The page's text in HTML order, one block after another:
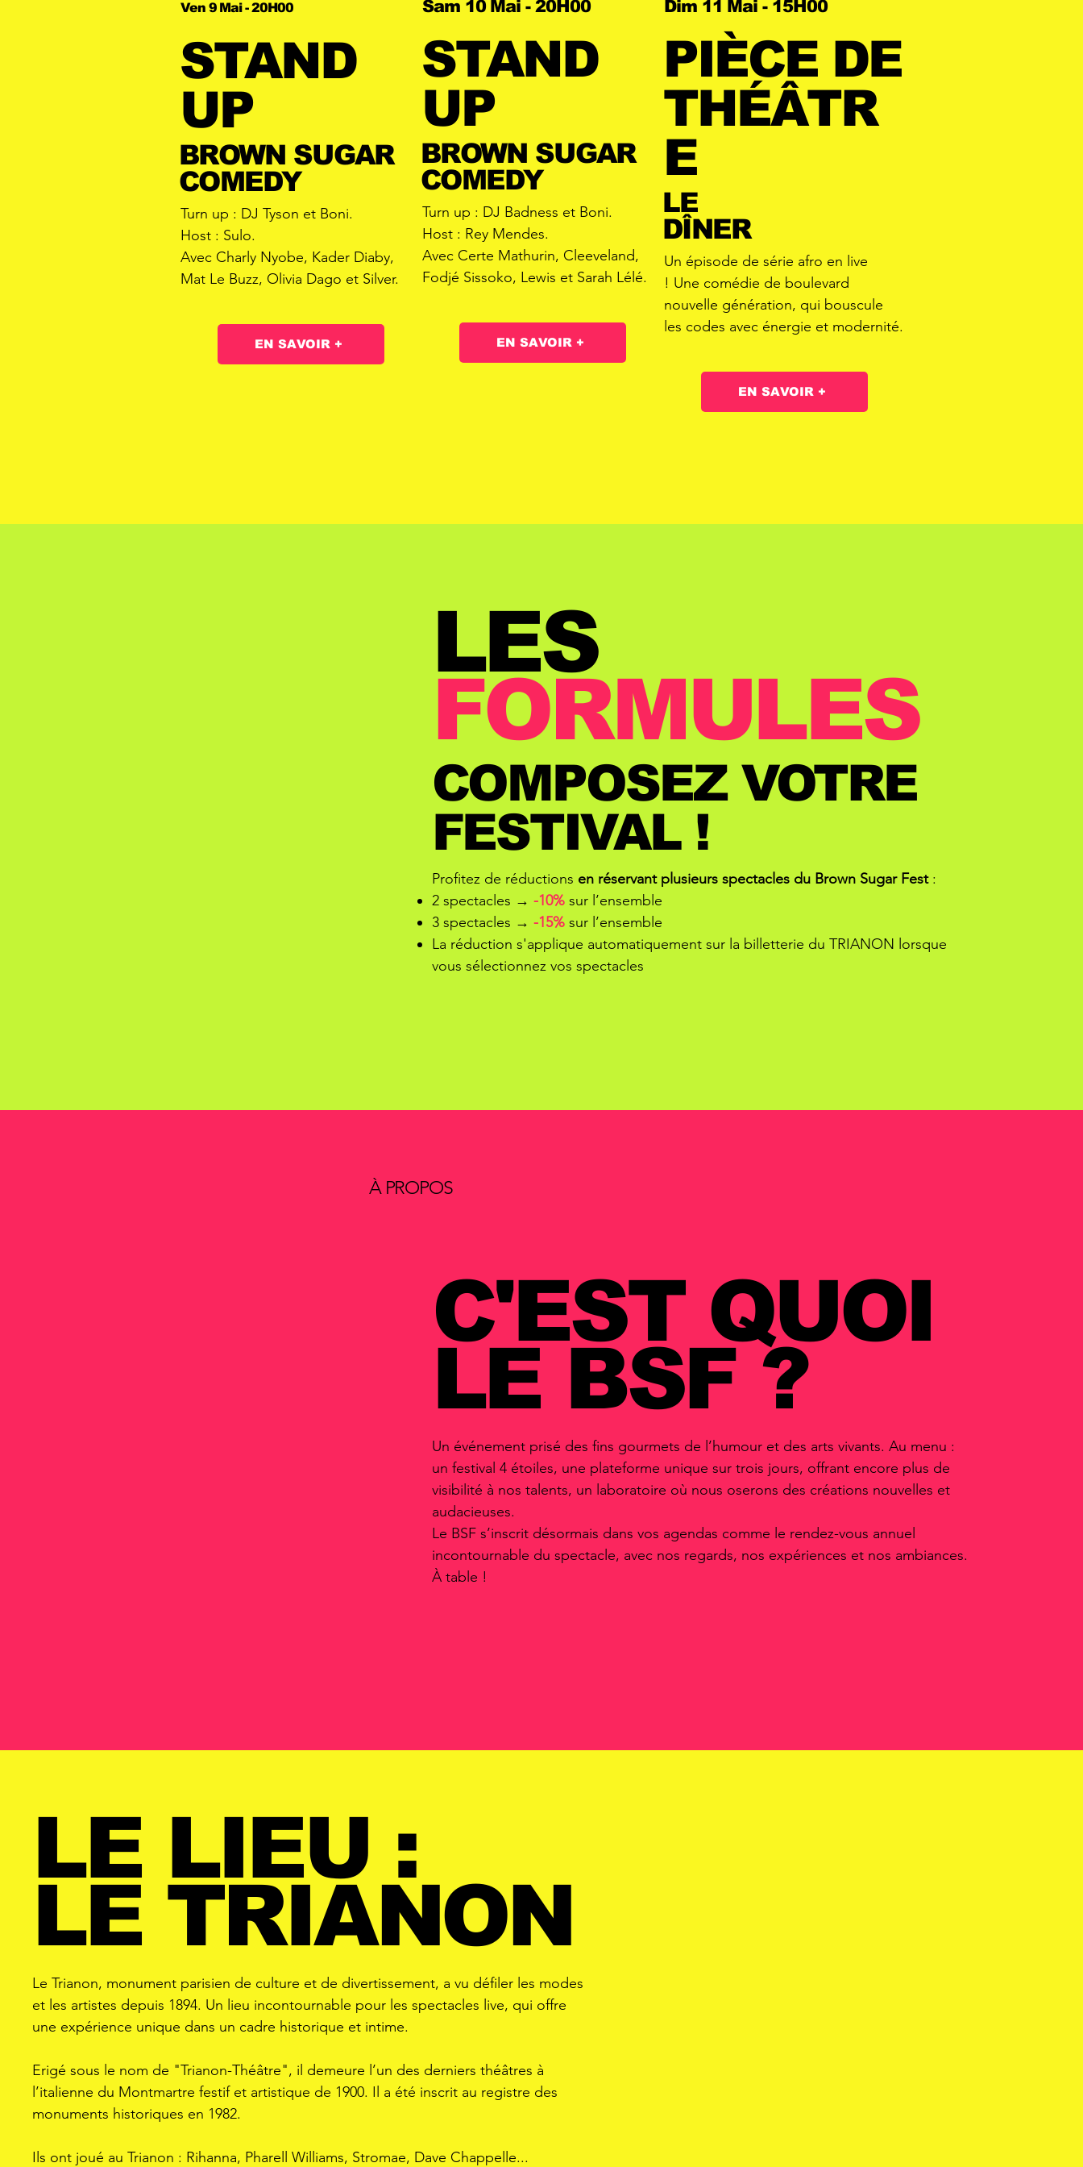
LES
FORMULES
COMPOSEZVOTRE
FESTIVAL !
Profitez de réductions en réservant plusieurs spectacles du Brown Sugar Fest:
2 spectacles → -10%sur l’ensemble
3 spectacles → -15%sur l’ensemble
La réduction s'applique automatiquement sur la billetterie du TRIANON lorsque
vous sélectionnez vos spectacles
À PROPOS
C'EST QUOI
LE BSF ?
Un événement prisé des fins gourmets de l’humour et des arts vivants. Au menu :
un festival 4 étoiles, une plateforme unique sur trois jours, offrant encore plus de
visibilité à nos talents, un laboratoire où nous oserons des créations nouvelles et
audacieuses.
Le BSF s’inscrit désormais dans vos agendas comme le rendez-vous annuel
incontournable du spectacle, avec nos regards, nos expériences et nos ambiances.
À table !
Ven 9 Mai - 20H00
STAND
UP
BROWN SUGAR
COMEDY
Turn up : DJ Tyson et Boni.
Host : Sulo.
Avec Charly Nyobe, Kader Diaby,
Mat Le Buzz, Olivia Dago et Silver.
EN SAVOIR +
Sam 10 Mai - 20H00
STAND
UP
BROWN SUGAR
COMEDY
Turn up : DJ Badness et Boni.
Host : Rey Mendes.
Avec Certe Mathurin, Cleeveland,
Fodjé Sissoko, Lewis et Sarah Lélé.
EN SAVOIR +
Dim 11 Mai - 15H00
PIÈCE DE
THÉÂTR
E
LE
DÎNER
Un épisode de série afro en live
! Une comédie de boulevard
nouvelle génération, qui bouscule
les codes avec énergie et modernité.
EN SAVOIR +
LE LIEU :
LE TRIANON
Le Trianon, monument parisien de culture et de divertissement, a vu défiler les modes
et les artistes depuis 1894. Un lieu incontournable pour les spectacles live, qui offre
une expérience unique dans un cadre historique et intime.
Erigé sous le nom de "Trianon-Théâtre", il demeure l’un des derniers théâtres à
l’italienne du Montmartre festif et artistique de 1900. Il a été inscrit au registre des
monuments historiques en 1982.
Ils ont joué au Trianon : Rihanna, Pharell Williams, Stromae, Dave Chappelle...